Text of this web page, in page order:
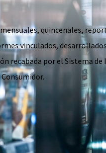
quincenales,
vinculados,
recabada por el Sistema de